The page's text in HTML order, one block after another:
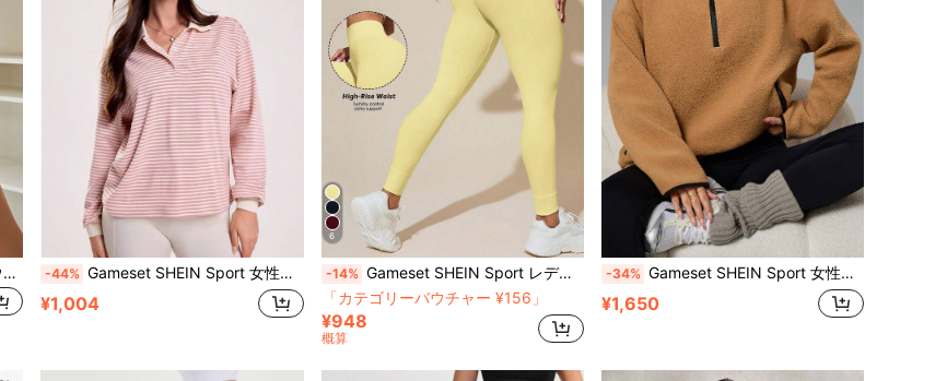
Gameset SHEIN Sport 無地 ハイウエスト シームレス スポーツショーツ -44% Gameset SHEIN Sport 女性用メッシュ ストライプ ハーフジップ リブ衿 スポーツポロシャツ、春秋
¥1,004
6
-14% Gameset SHEIN Sport レディース 無地 ハイウエスト カジュアル 万能 デイリー 旅行 スポーツ向け タイトレギンス
「カテゴリーバウチャー ¥156」
¥948
概算
-34% Gameset SHEIN Sport 女性用 ぬいぐるみ生地 カジュアル スポーティー コントラストカラー デザイン ジャケット フリース スウェットシャツ レディース アスレジャー
¥1,650